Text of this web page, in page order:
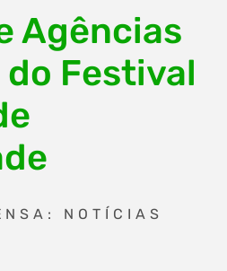
Agências
Festival
NOTÍCIAS